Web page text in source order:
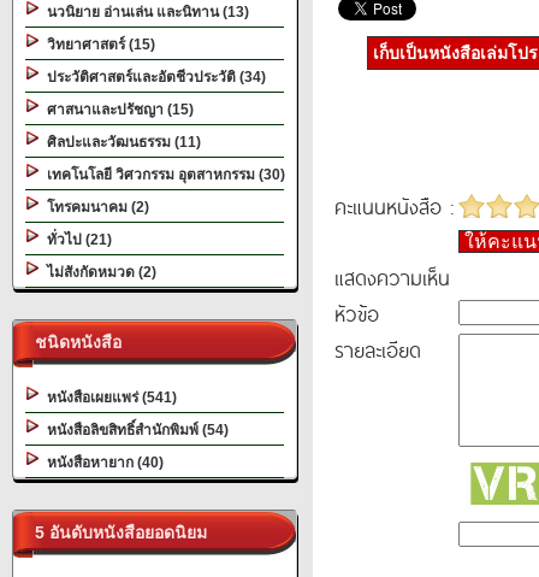
นวนิยาย อ่านเล่น และนิทาน (13)
วิทยาศาสตร์ (15)
ประวัติศาสตร์และอัตชีวประวัติ (34)
ศาสนาและปรัชญา (15)
ศิลปะและวัฒนธรรม (11)
เทคโนโลยี วิศวกรรม อุตสาหกรรม (30)
โทรคมนาคม (2)
ทั่วไป (21)
ไม่สังกัดหมวด (2)
ชนิดหนังสือ
หนังสือเผยแพร่ (541)
หนังสือลิขสิทธิ์สำนักพิมพ์ (54)
หนังสือหายาก (40)
5 อันดับหนังสือยอดนิยม
เก็บเป็นหนังสือเล่มโป
คะแนนหนังสือ :
ให้คะแ
แสดงความเห็น
หัวข้อ
รายละเอียด